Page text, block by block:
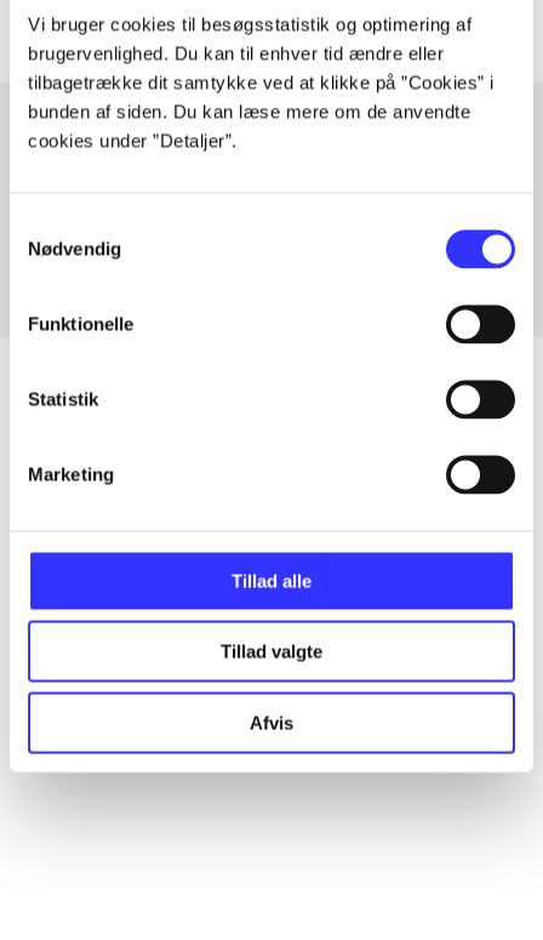
Vi bruger cookies til besøgsstatistik og optimering af
brugervenlighed. Du kan til enhver tid ændre eller
tilbagetrække dit samtykke ved at klikke på ”Cookies” i
bunden af siden. Du kan læse mere om de anvendte
cookies under ”Detaljer”.
Nødvendig
Funktionelle
Statistik
Marketing
Tillad alle
Tillad valgte
Afvis
Alle registrerede artikler fordelt på udgivelser
...